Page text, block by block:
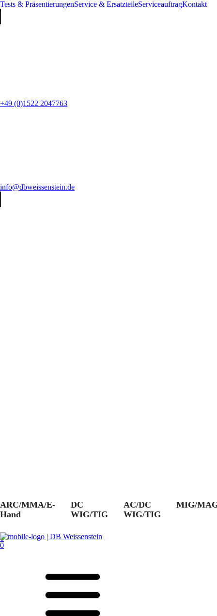
Tests & PräsentierungenService & ErsatzteileServiceauftragKontakt
+49 (0)1522 2047763
info@dbweissenstein.de
ARC/MMA/E-
Hand
DC
WIG/TIG
AC/DC
WIG/TIG
MIG/
0
0